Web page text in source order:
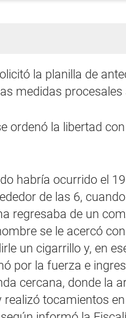
la planilla de
medidas procesales
ordenó la libertad
habría ocurrido el 19
de las 6,
regresaba de un
se le acercó con
un cigarrillo y, en
por la fuerza e
cercana, donde la
realizó tocamientos